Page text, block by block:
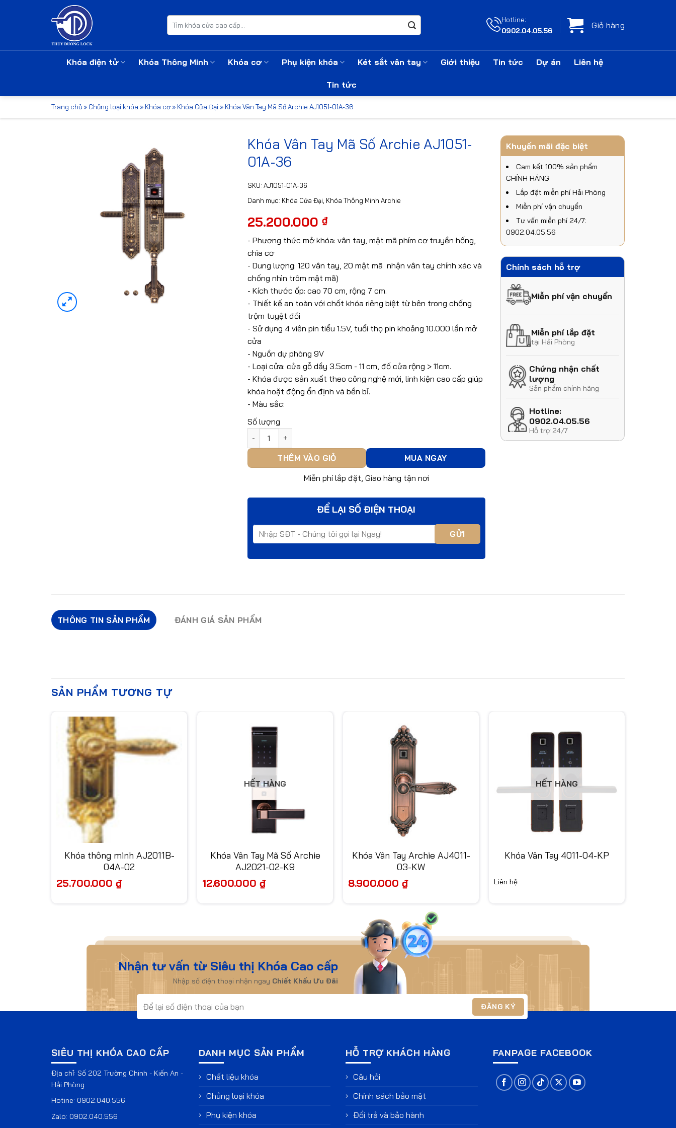
Tìm
kiếm:
Hotline:
0902.04.05.56
Giỏ hàng
Khóa điện tử Khóa Thông Minh Khóa cơ Phụ kiện khóa Két sắt vân tay Giới thiệu Tin tức Dự án Liên hệ
Tin tức
Trang chủ » Chủng loại khóa » Khóa cơ» Khóa Cửa Đại » Khóa Vân Tay Mã Số Archie AJ1051-01A-36
Khóa Vân Tay Mã Số Archie AJ1051-
01A-36
SKU: AJ1051-01A-36
Danh mục: Khóa Cửa Đại Khóa Thông Minh Archie
25.200.000 ₫
- Phương thức mở khóa: vân tay, mật mã phím cơ truyền hống,
chìa cơ
- Dung lượng: 120 vân tay, 20 mật mã nhận vân tay chính xác và
chống nhìn trôm mật mã)
- Kích thước ốp: cao 70 cm, rộng 7 cm.
- Thiết kế an toàn với chốt khóa riêng biệt từ bên trong chống
trộm tuyệt đối
- Sử dụng 4 viên pin tiểu 1.5V, tuổi thọ pin khoảng 10.000 lần mở
cửa
- Nguồn dự phòng 9V
- Loại cửa: cửa gỗ dầy 3.5cm - 11 cm, đố cửa rộng > 11cm.
- Khóa được sản xuất theo công nghệ mới, linh kiện cao cấp giúp
khóa hoặt động ổn định và bền bỉ.
- Màu sắc:
Số lượng
THÊM VÀO GIỎ
MUA NGAY
Miễn phí lắp đặt, Giao hàng tận nơi
ĐỂ LẠI SỐ ĐIỆN THOẠI
Khuyến mãi đặc biệt
Cam kết 100% sản phẩm
CHÍNH HÃNG
Lắp đặt miễn phí Hải Phòng
Miễn phí vận chuyển
Tư vấn miễn phí 24/7:
0902.04.05.56
Chính sách hỗ trợ
Miễn phí vận chuyển
Miễn phí lắp đặt
tại Hải Phòng
Chứng nhận chất
lượng
Sản phẩm chính hãng
Hotline:
0902.04.05.56
Hỗ trợ 24/7
THÔNG TIN SẢN PHẨM ĐÁNH GIÁ SẢN PHẨM
SẢN PHẨM TƯƠNG TỰ
Khóa thông minh AJ2011B-
04A-02
25.700.000 ₫
HẾT HÀNG
Khóa Vân Tay Mã Số Archie
AJ2021-02-K9
12.600.000 ₫
Khóa Vân Tay Archie AJ4011-
03-KW
8.900.000 ₫
HẾT HÀNG
Khóa Vân Tay 4011-04-KP
Liên hệ
Nhận tư vấn từ Siêu thị Khóa Cao cấp
Nhập số điện thoại nhận ngay Chiết Khấu Ưu Đãi
SIÊU THỊ KHÓA CAO CẤP
Địa chỉ: Số 202 Trường Chinh - Kiến An -
Hải Phòng
Hotine: 0902.040.556
Zalo: 0902.040.556
DANH MỤC SẢN PHẨM
Chất liệu khóa
Chủng loại khóa
Phụ kiện khóa
HỖ TRỢ KHÁCH HÀNG
Câu hỏi
Chính sách bảo mật
Đổi trả và bảo hành
FANPAGE FACEBOOK